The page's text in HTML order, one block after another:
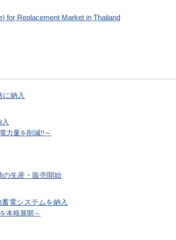
for Replacement Market in Thailand
納入
力量を削減!!～
の生産・販売開始
電システムを納入
本格展開～